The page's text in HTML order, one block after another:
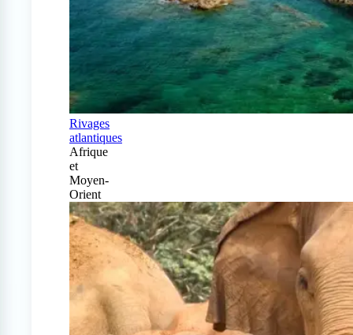
Rivages
atlantiques
Afrique
et
Moyen-
Orient